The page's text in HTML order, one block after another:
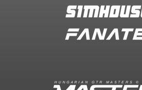
H U N G A R I A N G T R M A S T E R S ©